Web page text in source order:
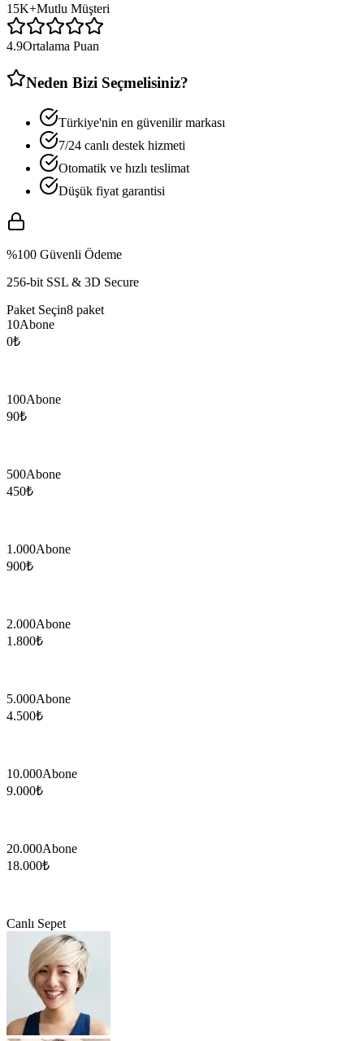
15K+Mutlu Müşteri
4.9Ortalama Puan
Neden Bizi Seçmelisiniz?
Türkiye'nin en güvenilir markası
7/24 canlı destek hizmeti
Otomatik ve hızlı teslimat
Düşük fiyat garantisi
%100 Güvenli Ödeme
256-bit SSL & 3D Secure
Paket Seçin8 paket
10Abone
0₺
100Abone
90₺
500Abone
450₺
1.000Abone
900₺
2.000Abone
1.800₺
5.000Abone
4.500₺
10.000Abone
9.000₺
20.000Abone
18.000₺
Canlı Sepet